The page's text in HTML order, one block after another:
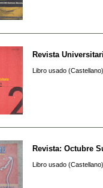
Revista
Libro usado (Castellano)
Revista: Octubre
Libro usado (Castellano)